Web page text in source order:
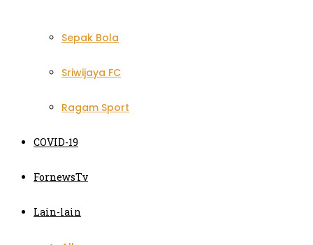
Sepak Bola
Sriwijaya FC
Ragam Sport
COVID-19
FornewsTv
Lain-lain